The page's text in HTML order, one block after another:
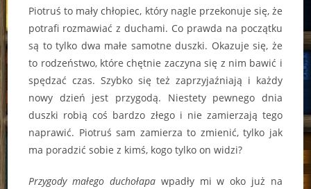
Piotruś to mały chłopiec, który nagle przekonuje się, że
potrafi rozmawiać z duchami. Co prawda na początku
są to tylko dwa małe samotne duszki. Okazuje się, że
to rodzeństwo, które chętnie zaczyna się z nim bawić i
spędzać czas. Szybko się też zaprzyjaźniają i każdy
nowy dzień jest przygodą. Niestety pewnego dnia
duszki robią coś bardzo złego i nie zamierzają tego
naprawić. Piotruś sam zamierza to zmienić, tylko jak
ma poradzić sobie z kimś, kogo tylko on widzi?
Przygody małego duchołapawpadły mi w oko już na